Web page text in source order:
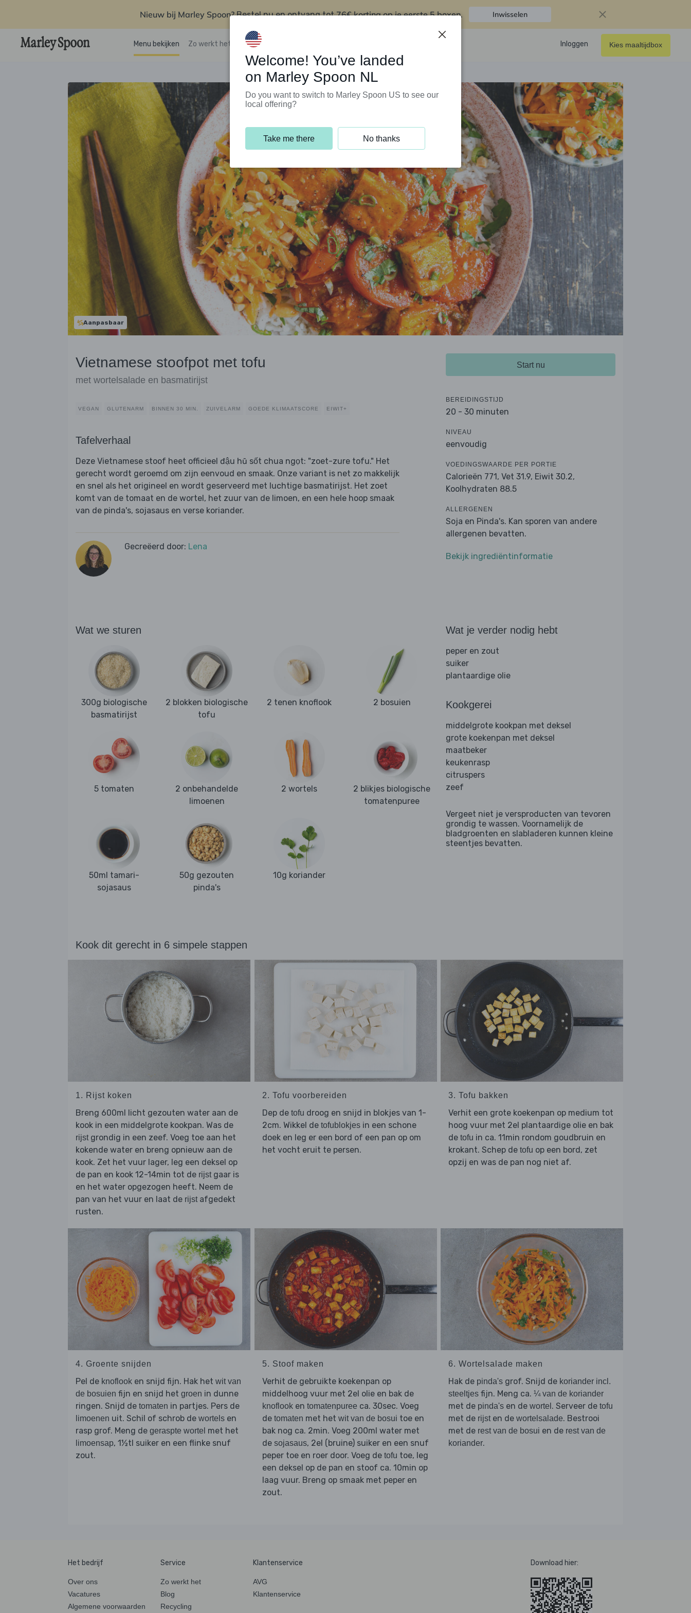
Nieuw bij Marley Spoon?Bestel nu en ontvang tot76€ korting op je eerste 5 boxen. Inwisselen
Menu bekijken Zo werkt het Klantenservice Inloggen Kies maaltijdbox
Aanpasbaar
Vietnamese stoofpot met tofu
met wortelsalade en basmatirijst
VEGAN GLUTENARM BINNEN 30 MIN. ZUIVELARM GOEDE KLIMAATSCORE EIWIT+
Tafelverhaal
Deze Vietnamese stoof heet officieel đậu hũ sốt chua ngọt: "zoet-zure tofu." Het
gerecht wordt geroemd om zijn eenvoud en smaak. Onze variant is net zo makkelijk
en snel als het origineel en wordt geserveerd met luchtige basmatirijst. Het zoet
komt van de tomaat en de wortel, het zuur van de limoen, en een hele hoop smaak
van de pinda's, sojasaus en verse koriander.
Gecreëerd door: Lena
Start nu
BEREIDINGSTIJD
20 - 30 minuten
NIVEAU
eenvoudig
VOEDINGSWAARDE PER PORTIE
Calorieën 771, Vet 31.9, Eiwit 30.2,
Koolhydraten 88.5
ALLERGENEN
Soja en Pinda's. Kan sporen van andere
allergenen bevatten.
Bekijk ingrediëntinformatie
Wat we sturen
300g biologische
basmatirijst
2 blokken biologische
tofu
2 tenen knoflook 2 bosuien
5 tomaten
2 onbehandelde
limoenen
2 wortels
2 blikjes biologische
tomatenpuree
50ml tamari-
sojasaus
50g gezouten
pinda's
10g koriander
Wat je verder nodig hebt
peper en zout
suiker
plantaardige olie
Kookgerei
middelgrote kookpan met deksel
grote koekenpan met deksel
maatbeker
keukenrasp
citruspers
zeef
Vergeet niet je versproducten van tevoren
grondig te wassen. Voornamelijk de
bladgroenten en slabladeren kunnen kleine
steentjes bevatten.
Kook dit gerecht in 6 simpele stappen
1. Rijst koken
Breng 600ml licht gezouten water aan de
kook in een middelgrote kookpan. Was de
rijstgrondig in een zeef. Voeg toe aan het
kokende water en breng opnieuw aan de
kook. Zet het vuur lager, leg een deksel op
de pan en kook 12-14min tot de rijstgaar is
en het water opgezogen heeft. Neem de
pan van het vuur en laat de rijstafgedekt
rusten.
2. Tofu voorbereiden
Dep de tofu droog en snijd in blokjes van 1-
2cm. Wikkel de tofublokjesin een schone
doek en leg er een bord of een pan op om
het vocht eruit te persen.
3. Tofu bakken
Verhit een grote koekenpan op medium tot
hoog vuur met 2el plantaardige olie en bak
de tofu in ca. 11min rondom goudbruin en
krokant. Schep de tofu op een bord, zet
opzij en was de pan nog niet af.
4. Groente snijden
Pel de knoflook en snijd fijn. Hak het wit van
de bosuien fijn en snijd het groen in dunne
ringen. Snijd de tomaten in partjes. Pers de
limoenen uit. Schil of schrob de wortels en
rasp grof. Meng de geraspte wortel met het
limoensap, 1½tl suiker en een flinke snuf
zout.
5. Stoof maken
Verhit de gebruikte koekenpan op
middelhoog vuur met 2el olie en bak de
knoflooken tomatenpuree ca. 30sec. Voeg
de tomaten met het wit van de bosui toe en
bak nog ca. 2min. Voeg 200ml water met
de sojasaus, 2el (bruine) suiker en een snuf
peper toe en roer door. Voeg de tofu toe, leg
een deksel op de pan en stoof ca. 10min op
laag vuur. Breng op smaak met peper en
zout.
6. Wortelsalade maken
Hak de pinda's grof. Snijd de koriander incl.
steeltjes fijn. Meng ca. ¼ van de koriander
met de pinda's en de wortel . Serveer de tofu
met de rijst en de wortelsalade. Bestrooi
met de rest van de bosui en de rest van de
koriander.
Het bedrijf
Over ons
Vacatures
Algemene voorwaarden
Service
Zo werkt het
Blog
Recycling
Klantenservice
AVG
Klantenservice
Download hier:
Welcome! You’ve landed
on Marley Spoon NL
Do you want to switch to Marley Spoon US to see our
local offering?
Take me there No thanks